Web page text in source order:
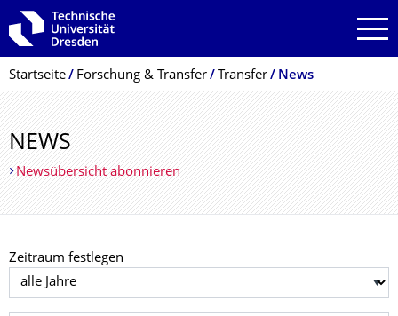
Zur Hauptnavigation springen
Zur Suche springen
Zum Inhalt springen
Breadcrumb-Menü
Startseite Forschung & Transfer Transfer News
NEWS
Newsübersicht abonnieren
Zeitraum festlegen
Jahr auswählen